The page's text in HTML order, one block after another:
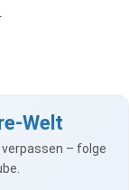
Welt
verpassen – folge